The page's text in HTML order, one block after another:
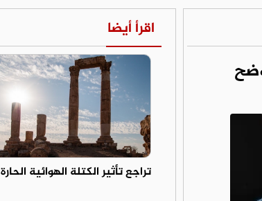
اقرأ أيضا
تراجع تأثير الكتلة الهوائية الحارة